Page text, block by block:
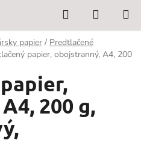
Hľadať
KOŠÍK
papier / Predtlačené
papier, obojstranný, A4, 200
200 g,